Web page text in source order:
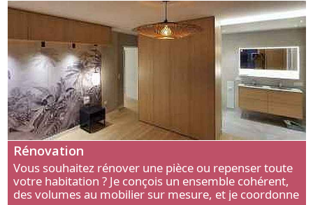
Rénovation
Vous souhaitez rénover une pièce ou repenser toute
votre habitation ? Je conçois un ensemble cohérent,
des volumes au mobilier sur mesure, et je coordonne